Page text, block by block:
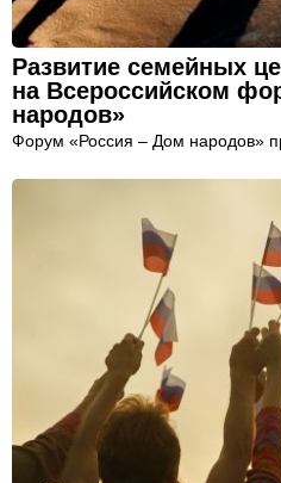
Развитие семейных
на Всероссийском
народов»
Форум «Россия – Дом народов»